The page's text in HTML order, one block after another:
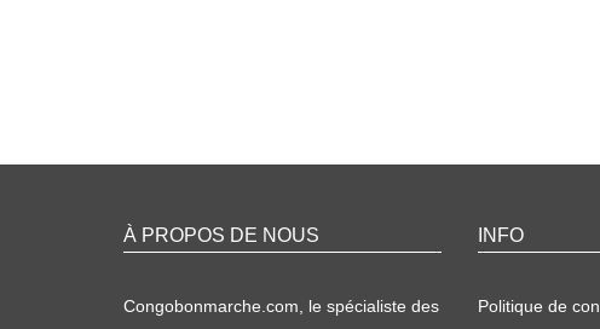
À PROPOS DE NOUS
Congobonmarche.com, le spécialiste des
INFO
Politique de